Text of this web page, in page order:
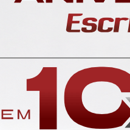
por nós!
da nossa loja.
Cadeira